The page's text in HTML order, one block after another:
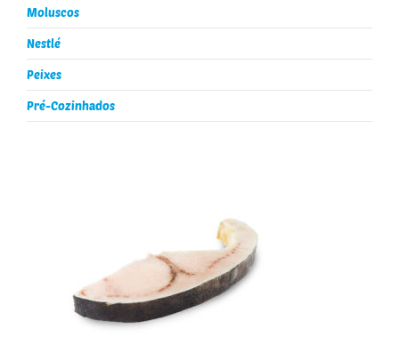
Moluscos
Nestlé
Peixes
Pré-Cozinhados
Espadarte